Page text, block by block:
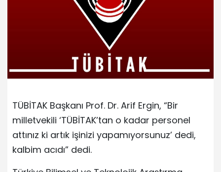
TÜBİTAK Başkanı Prof. Dr. Arif Ergin, “Bir
milletvekili ‘TÜBİTAK’tan o kadar personel
attınız ki artık işinizi yapamıyorsunuz’ dedi,
kalbim acıdı” dedi.